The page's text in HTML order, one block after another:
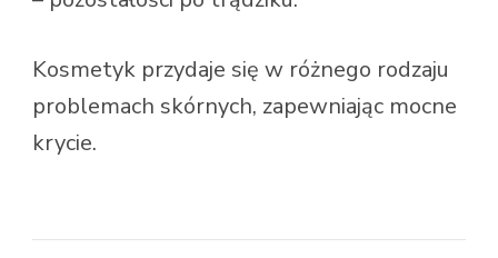
Kosmetyk przydaje się w różnego rodzaju
problemach skórnych, zapewniając mocne
krycie.